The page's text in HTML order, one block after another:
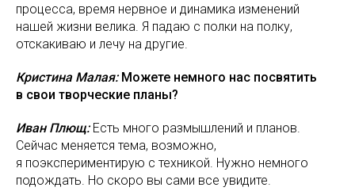
процесса, время нервное и динамика изменений
нашей жизни велика. Я падаю с полки на полку,
отскакиваю и лечу на другие.
Кристина Малая: Можете немного нас посвятить
в свои творческие планы?
Иван Плющ:Есть много размышлений и планов.
Сейчас меняется тема, возможно,
я поэкспериментирую с техникой. Нужно немного
подождать. Но скоро вы сами все увидите.